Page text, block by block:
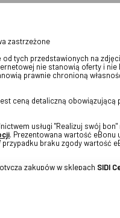
zastrzeżone
tych przedstawionych na
nie stanowią oferty i
prawnie chronioną
ceną detaliczną
usługi "Realizuj swój
. Prezentowana wartość
braku zgody wartość
zakupów w sklepach SIDI